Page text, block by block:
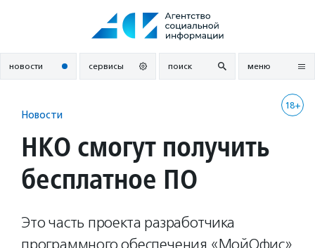
новости сервисы поиск меню
18+
Новости
НКО смогут получить
бесплатное ПО
Это часть проекта разработчика